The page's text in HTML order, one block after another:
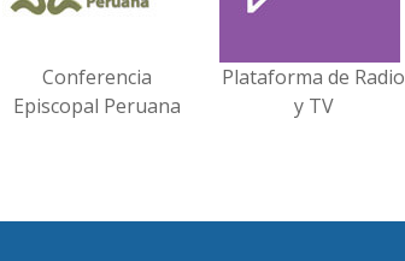
Conferencia
Episcopal Peruana
Plataforma de Radio
y TV